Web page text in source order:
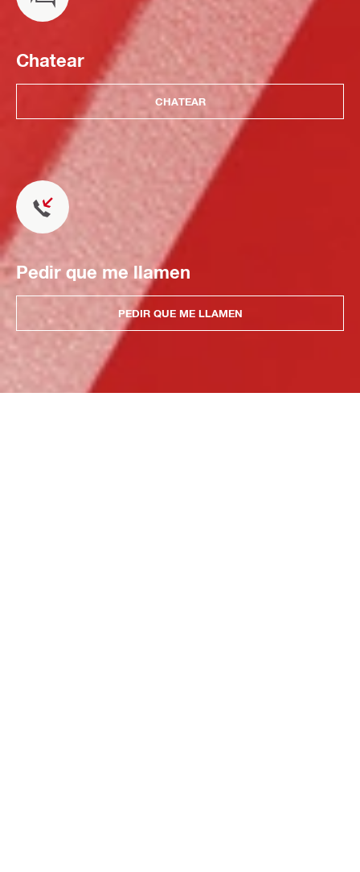
Chatear
CHATEAR
Pedir que me llamen
PEDIR QUE ME LLAMEN